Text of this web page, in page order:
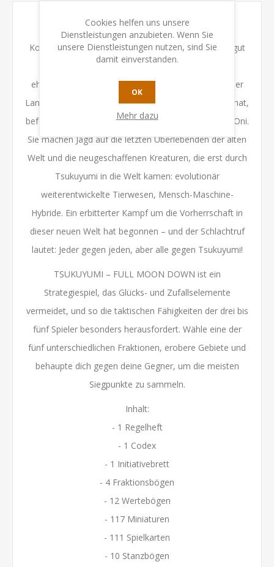
Seine Rückkehr hat die Welt ins Chaos gestürzt –
Kontinente sind zerbrochen und die Menschheit so gut
wie ausgelöscht. Vom morastigen Grund des
ehemaligen Pazifik, der sich durch die Umwälzung der
Landmassen in eine kümmerliche Pfütze verwandelt hat,
befehligt Tsukuyumi seine zerstörerische Armee der Oni.
Sie machen Jagd auf die letzten Überlebenden der alten
Welt und die neugeschaffenen Kreaturen, die erst durch
Tsukuyumi in die Welt kamen: evolutionär
weiterentwickelte Tierwesen, Mensch-Maschine-
Hybride. Ein erbitterter Kampf um die Vorherrschaft in
dieser neuen Welt hat begonnen – und der Schlachtruf
lautet: Jeder gegen jeden, aber alle gegen Tsukuyumi!
TSUKUYUMI – FULL MOON DOWN ist ein
Strategiespiel, das Glücks- und Zufallselemente
vermeidet, und so die taktischen Fähigkeiten der drei bis
fünf Spieler besonders herausfordert. Wähle eine der
fünf unterschiedlichen Fraktionen, erobere Gebiete und
behaupte dich gegen deine Gegner, um die meisten
Siegpunkte zu sammeln.
Inhalt:
- 1 Regelheft
- 1 Codex
- 1 Initiativebrett
- 4 Fraktionsbögen
- 12 Wertebögen
- 117 Miniaturen
- 111 Spielkarten
- 10 Stanzbögen
Cookies helfen uns unsere
Dienstleistungen anzubieten. Wenn Sie
unsere Dienstleistungen nutzen, sind Sie
damit einverstanden.
OK
Mehr dazu